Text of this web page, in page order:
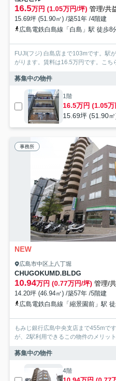
16.5万円 (1.05万円/坪) 管理/共
15.69坪 (51.90㎡) /築51年 /4階建
広島電鉄白島線「白島」駅 徒歩8
FUJI(フジ) 白島店まで103mです。駅
がります。賃料は16.5万円です。こち
募集中の物件
1階
16.5万円 (1.05万
15.69坪 (51.90
事務所
NEW
広島市中区上八丁堀
CHUGOKUMD.BLDG
10.94万円 (0.77万円/坪) 管理/
14.20坪 (46.94㎡) /築57年 /5階建
広島電鉄白島線「縮景園前」駅
もみじ銀行広島中央支店まで455mで
が、2駅利用できるこの物件のメリッ
募集中の物件
4階